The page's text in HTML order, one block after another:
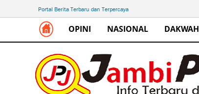
Portal Berita Terbaru dan Terpercaya
OPINI NASIONAL DAKWAH